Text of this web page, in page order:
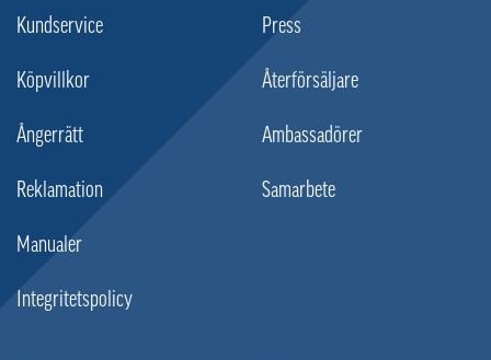
Kundservice
Köpvillkor
Ångerrätt
Reklamation
Manualer
Integritetspolicy
Press
Återförsäljare
Ambassadörer
Samarbete